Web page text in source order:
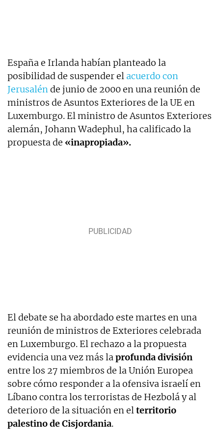
España e Irlanda habían planteado la
posibilidad de suspender el acuerdo con
Jerusalénde junio de 2000 en una reunión de
ministros de Asuntos Exteriores de la UE en
Luxemburgo. El ministro de Asuntos Exteriores
alemán, Johann Wadephul, ha calificado la
propuesta de «inapropiada».
El debate se ha abordado este martes en una
reunión de ministros de Exteriores celebrada
en Luxemburgo. El rechazo a la propuesta
evidencia una vez más laprofunda división
entre los 27 miembros de la Unión Europea
sobre cómo responder a la ofensiva israelí en
Líbano contra los terroristas de Hezbolá y al
deterioro de la situación en elterritorio
palestino de Cisjordania.